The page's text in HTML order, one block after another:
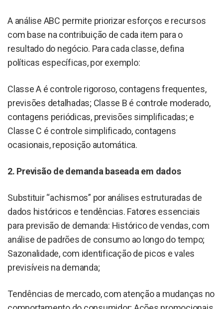
A análise ABC permite priorizar esforços e recursos
com base na contribuição de cada item para o
resultado do negócio. Para cada classe, defina
políticas específicas, por exemplo:
Classe A é controle rigoroso, contagens frequentes,
previsões detalhadas; Classe B é controle moderado,
contagens periódicas, previsões simplificadas; e
Classe C é controle simplificado, contagens
ocasionais, reposição automática.
2. Previsão de demanda baseada em dados
Substituir “achismos” por análises estruturadas de
dados históricos e tendências. Fatores essenciais
para previsão de demanda: Histórico de vendas, com
análise de padrões de consumo ao longo do tempo;
Sazonalidade, com identificação de picos e vales
previsíveis na demanda;
Tendências de mercado, com atenção a mudanças no